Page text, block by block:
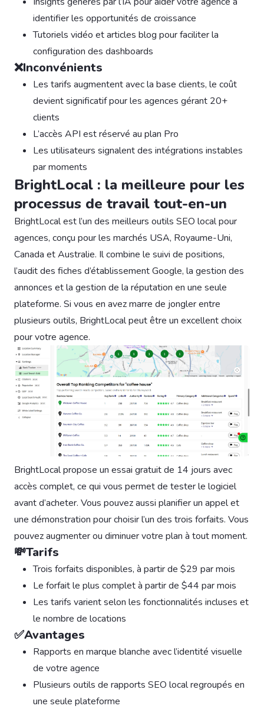
identifier les opportunités de croissance
Tutoriels vidéo et articles blog pour faciliter la
configuration des dashboards
❌Inconvénients
Les tarifs augmentent avec la base clients, le coût
devient significatif pour les agences gérant 20+
clients
L’accès API est réservé au plan Pro
Les utilisateurs signalent des intégrations instables
par moments
BrightLocal : la meilleure pour les
processus de travail tout-en-un
BrightLocal est l’un des meilleurs outils SEO local pour
agences, conçu pour les marchés USA, Royaume-Uni,
Canada et Australie. Il combine le suivi de positions,
l’audit des fiches d’établissement Google, la gestion des
annonces et la gestion de la réputation en une seule
plateforme. Si vous en avez marre de jongler entre
plusieurs outils, BrightLocal peut être un excellent choix
pour votre agence.
BrightLocal propose un essai gratuit de 14 jours avec
accès complet, ce qui vous permet de tester le logiciel
avant d’acheter. Vous pouvez aussi planifier un appel et
une démonstration pour choisir l’un des trois forfaits. Vous
pouvez augmenter ou diminuer votre plan à tout moment.
💸Tarifs
Trois forfaits disponibles, à partir de $29 par mois
Le forfait le plus complet à partir de $44 par mois
Les tarifs varient selon les fonctionnalités incluses et
le nombre de locations
✅Avantages
Rapports en marque blanche avec l’identité visuelle
de votre agence
Plusieurs outils de rapports SEO local regroupés en
une seule plateforme